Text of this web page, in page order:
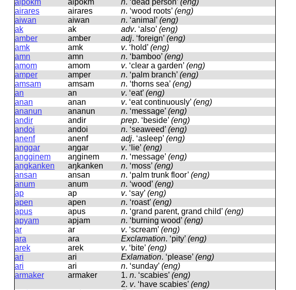
aipokm
aipokm n. ‘dead person’ (eng)
airares
airares n. ‘wood roots’ (eng)
aiwan
aiwan n. ‘animal’ (eng)
ak
ak adv. ‘also’ (eng)
amber
amber adj. ‘foreign’ (eng)
amk
amk v. ‘hold’ (eng)
amn
amn n. ‘bamboo’ (eng)
amom
amom v. ‘clear a garden’ (eng)
amper
amper n. ‘palm branch’ (eng)
amsam
amsam n. ‘thorns sea’ (eng)
an
an v. ‘eat’ (eng)
anan
anan v. ‘eat continuously’ (eng)
ananun
ananun n. ‘message’ (eng)
andir
andir prep. ‘beside’ (eng)
andoi
andoi n. ‘seaweed’ (eng)
anenf
anenf adj. ‘asleep’ (eng)
anggar
aŋɡar v. ‘lie’ (eng)
angginem
aŋɡinem n. ‘message’ (eng)
angkanken
aŋkanken n. ‘moss’ (eng)
ansan
ansan n. ‘palm trunk floor’ (eng)
anum
anum n. ‘wood’ (eng)
ap
ap v. ‘say’ (eng)
apen
apen n. ‘roast’ (eng)
apus
apus n. ‘grand parent, grand child’ (eng)
apyam
apjam n. ‘burning wood’ (eng)
ar
ar v. ‘scream’ (eng)
ara
ara Exclamation. ‘pity’ (eng)
arek
arek v. ‘bite’ (eng)
ari
ari Exlamation. ‘please’ (eng)
ari
ari n. ‘sunday’ (eng)
armaker
armaker 1. n. ‘scabies’ (eng)
2. v. ‘have scabies’ (eng)